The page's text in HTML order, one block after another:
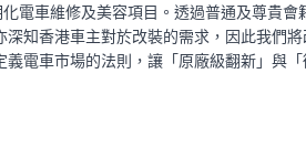
電車維修及美容項目。透過普通及尊貴
知香港車主對於改裝的需求，因此我們
電車市場的法則，讓「原廠級翻新」與